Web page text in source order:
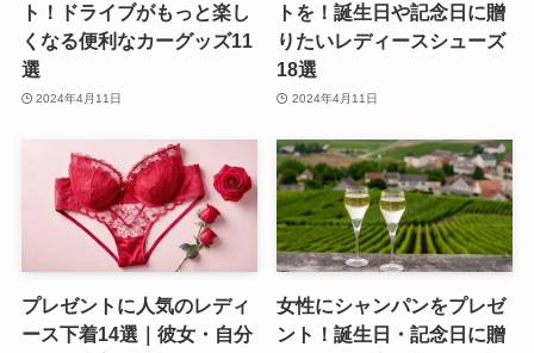
ト！ドライブがもっと楽し
くなる便利なカーグッズ11
選
2024年4月11日
トを！誕生日や記念日に贈
りたいレディースシューズ
18選
2024年4月11日
プレゼントに人気のレディ
ース下着14選｜彼女・自分
女性にシャンパンをプレゼ
ント！誕生日・記念日に贈